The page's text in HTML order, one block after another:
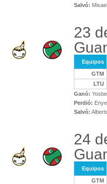
Salvó:
23
Equipos
GTM
LTU
Ganó:
Perdió:
Salvó:
24
Equipos
GTM